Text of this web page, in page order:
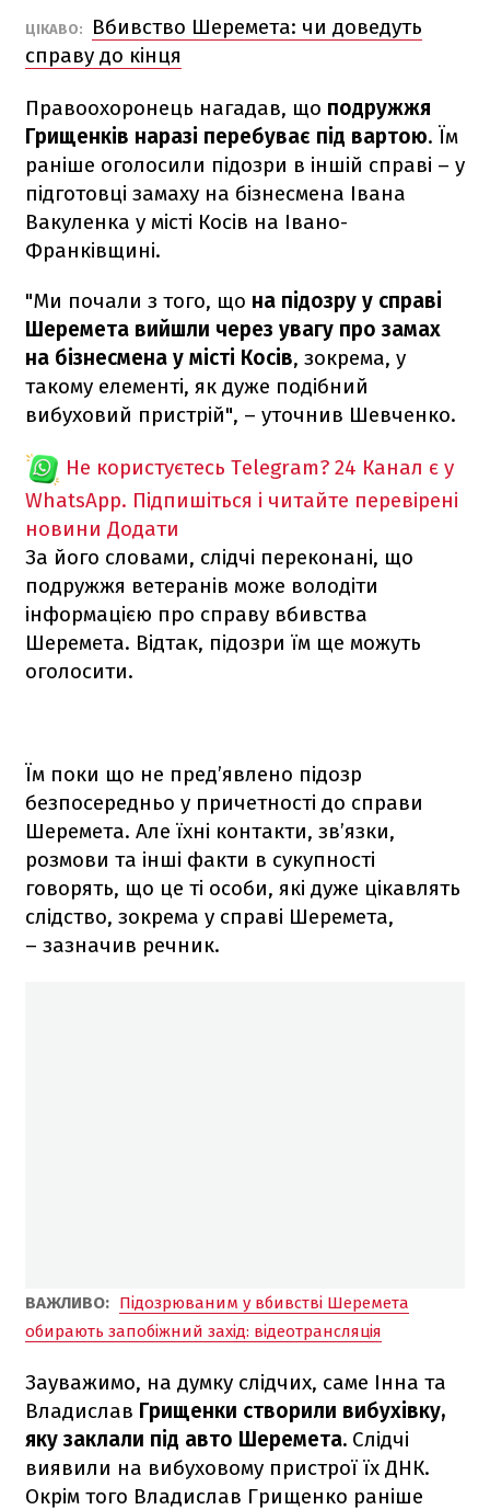
ЦІКАВО:
Вбивство Шеремета: чи доведуть
справу до кінця
Правоохоронець нагадав, що подружжя
Грищенків наразі перебуває під вартою. Їм
раніше оголосили підозри в іншій справі – у
підготовці замаху на бізнесмена Івана
Вакуленка у місті Косів на Івано-
Франківщині.
"Ми почали з того, що на підозру у справі
Шеремета вийшли через увагу про замах
на бізнесмена у місті Косів, зокрема, у
такому елементі, як дуже подібний
вибуховий пристрій", – уточнив Шевченко.
Не користуєтесь Telegram? 24 Канал є у
WhatsApp. Підпишіться і читайте перевірені
новини Додати
За його словами, слідчі переконані, що
подружжя ветеранів може володіти
інформацією про справу вбивства
Шеремета. Відтак, підозри їм ще можуть
оголосити.
Їм поки що не пред’явлено підозр
безпосередньо у причетності до справи
Шеремета. Але їхні контакти, зв’язки,
розмови та інші факти в сукупності
говорять, що це ті особи, які дуже цікавлять
слідство, зокрема у справі Шеремета,
– зазначив речник.
ВАЖЛИВО: Підозрюваним у вбивстві Шеремета
обирають запобіжний захід: відеотрансляція
Зауважимо, на думку слідчих, саме Інна та
Владислав Грищенки створили вибухівку,
яку заклали під авто Шеремета. Слідчі
виявили на вибуховому пристрої їх ДНК.
Окрім того Владислав Грищенко раніше